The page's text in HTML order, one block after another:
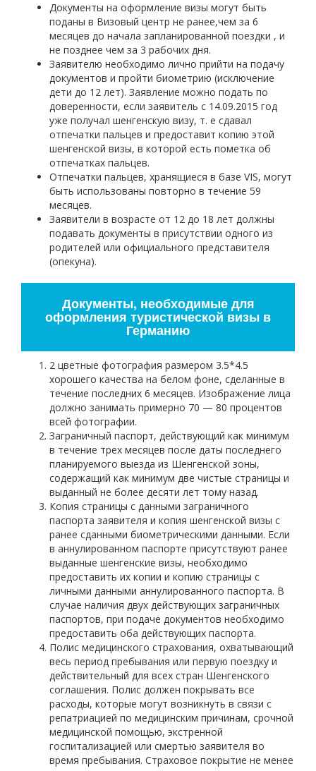
Документы на оформление визы могут быть
поданы в Визовый центр не ранее,чем за 6
месяцев до начала запланированной поездки , и
не позднее чем за 3 рабочих дня.
Заявителю необходимо лично прийти на подачу
документов и пройти биометрию (исключение
дети до 12 лет). Заявление можно подать по
доверенности, если заявитель с 14.09.2015 год
уже получал шенгенскую визу, т. е сдавал
отпечатки пальцев и предоставит копию этой
шенгенской визы, в которой есть пометка об
отпечатках пальцев.
Отпечатки пальцев, хранящиеся в базе VIS, могут
быть использованы повторно в течение 59
месяцев.
Заявители в возрасте от 12 до 18 лет должны
подавать документы в присутствии одного из
родителей или официального представителя
(опекуна).
Документы, необходимые для
оформления туристической визы в
Германию
2 цветные фотография размером 3.5*4.5
хорошего качества на белом фоне, сделанные в
течение последних 6 месяцев. Изображение лица
должно занимать примерно 70 — 80 процентов
всей фотографии.
Заграничный паспорт, действующий как минимум
в течение трех месяцев после даты последнего
планируемого выезда из Шенгенской зоны,
содержащий как минимум две чистые страницы и
выданный не более десяти лет тому назад.
Копия страницы с данными заграничного
паспорта заявителя и копия шенгенской визы с
ранее сданными биометрическими данными. Если
в аннулированном паспорте присутствуют ранее
выданные шенгенские визы, необходимо
предоставить их копии и копию страницы с
личными данными аннулированного паспорта. В
случае наличия двух действующих заграничных
паспортов, при подаче документов необходимо
предоставить оба действующих паспорта.
Полис медицинского страхования, охватывающий
весь период пребывания или первую поездку и
действительный для всех стран Шенгенского
соглашения. Полис должен покрывать все
расходы, которые могут возникнуть в связи с
репатриацией по медицинским причинам, срочной
медицинской помощью, экстренной
госпитализацией или смертью заявителя во
время пребывания. Страховое покрытие не менее